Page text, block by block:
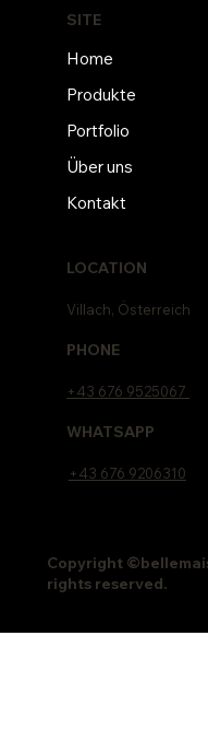
Home
Produkte
Portfolio
Über uns
Kontakt
SITE
LOCATION
Villach, Österreich
PHONE
+43 676 9525067
WHATSAPP
+43 676 9206310
Copyright
rights reserved.